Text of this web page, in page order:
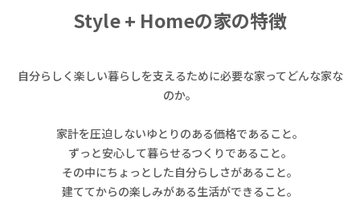
Style + Homeの家の特徴
自分らしく楽しい暮らしを支えるために必要な家ってどんな家な
のか。
家計を圧迫しないゆとりのある価格であること。
ずっと安心して暮らせるつくりであること。
その中にちょっとした自分らしさがあること。
建ててからの楽しみがある生活ができること。